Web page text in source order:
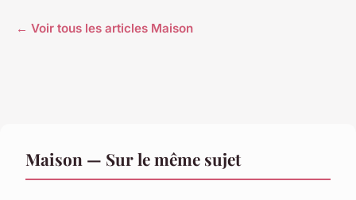
← Voir tous les articles Maison
Maison — Sur le même sujet